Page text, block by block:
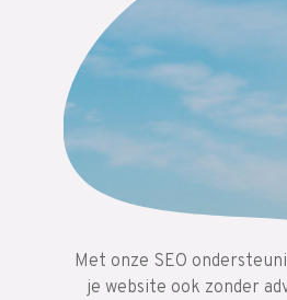
Met onze SEO
je website ook zonder